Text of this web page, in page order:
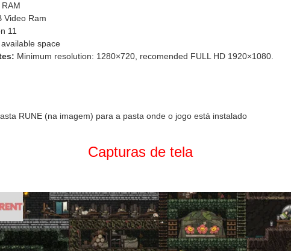
Video Ram
11
space
Minimum resolution: 1280×720, recomended FULL HD 1920×1080.
RUNE (na imagem) para a pasta onde o jogo está instalado
Capturas de tela